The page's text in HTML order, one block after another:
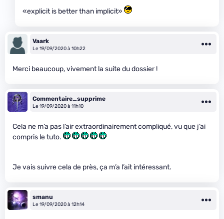
«explicit is better than implicit»
Vaark
Le 19/09/2020 à 10h22
Merci beaucoup, vivement la suite du dossier !
Commentaire_supprime
Le 19/09/2020 à 11h10
Cela ne m’a pas l’air extraordinairement compliqué, vu que j’ai
compris le tuto.
Je vais suivre cela de près, ça m’a l’ait intéressant.
smanu
Le 19/09/2020 à 12h14